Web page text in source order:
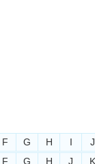
F G H I
J
F G H J K